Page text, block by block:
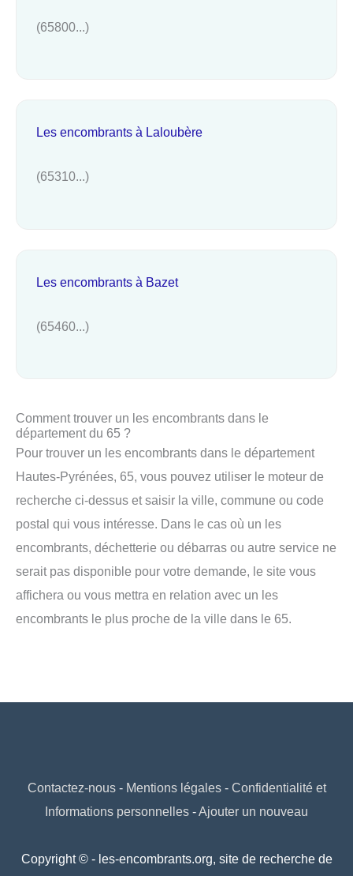
(65800...)
Les encombrants à Laloubère
(65310...)
Les encombrants à Bazet
(65460...)
Comment trouver un les encombrants dans le
département du 65 ?
Pour trouver un les encombrants dans le département
Hautes-Pyrénées, 65, vous pouvez utiliser le moteur de
recherche ci-dessus et saisir la ville, commune ou code
postal qui vous intéresse. Dans le cas où un les
encombrants, déchetterie ou débarras ou autre service ne
serait pas disponible pour votre demande, le site vous
affichera ou vous mettra en relation avec un les
encombrants le plus proche de la ville dans le 65.
Contactez-nous- Mentions légales- Confidentialité et
Informations personnelles -Ajouter un nouveau
Copyright © - les-encombrants.org, site de recherche de